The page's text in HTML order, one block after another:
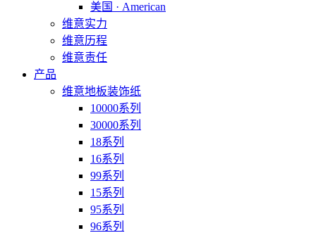
美国 · American
维意实力
维意历程
维意责任
产品
维意地板装饰纸
10000系列
30000系列
18系列
16系列
99系列
15系列
95系列
96系列